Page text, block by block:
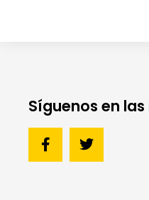
Síguenos en las